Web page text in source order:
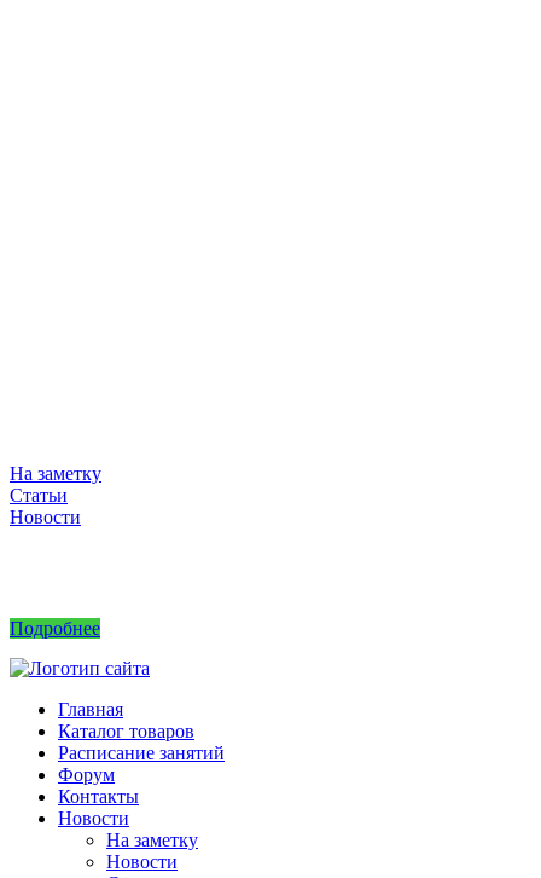
На заметку
Статьи
Новости
Подробнее
Главная
Каталог товаров
Расписание занятий
Форум
Контакты
Новости
На заметку
Новости